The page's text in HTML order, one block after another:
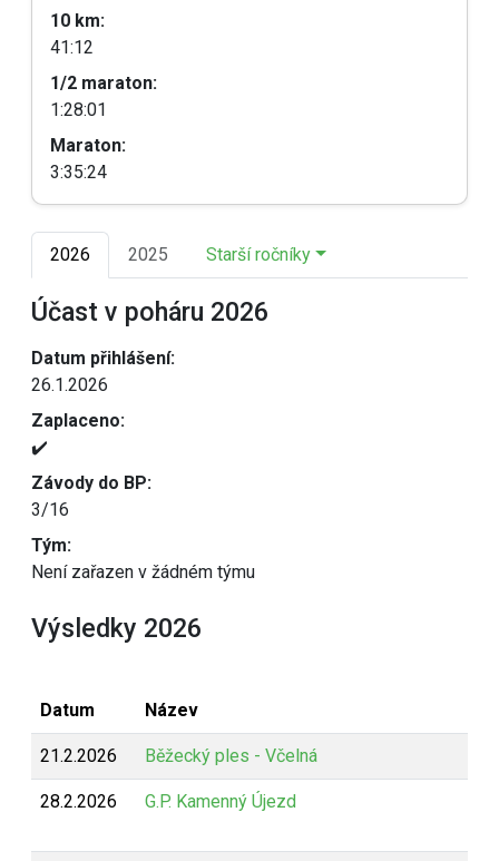
10 km:
41:12
1/2 maraton:
1:28:01
Maraton:
3:35:24
2026 2025 Starší ročníky
Účast v poháru 2026
Datum přihlášení:
26.1.2026
Zaplaceno:
✔️
Závody do BP:
3/16
Tým:
Není zařazen v žádném týmu
Výsledky 2026
Datum Název
21.2.2026 Běžecký ples - Včelná
28.2.2026 G.P. Kamenný Újezd